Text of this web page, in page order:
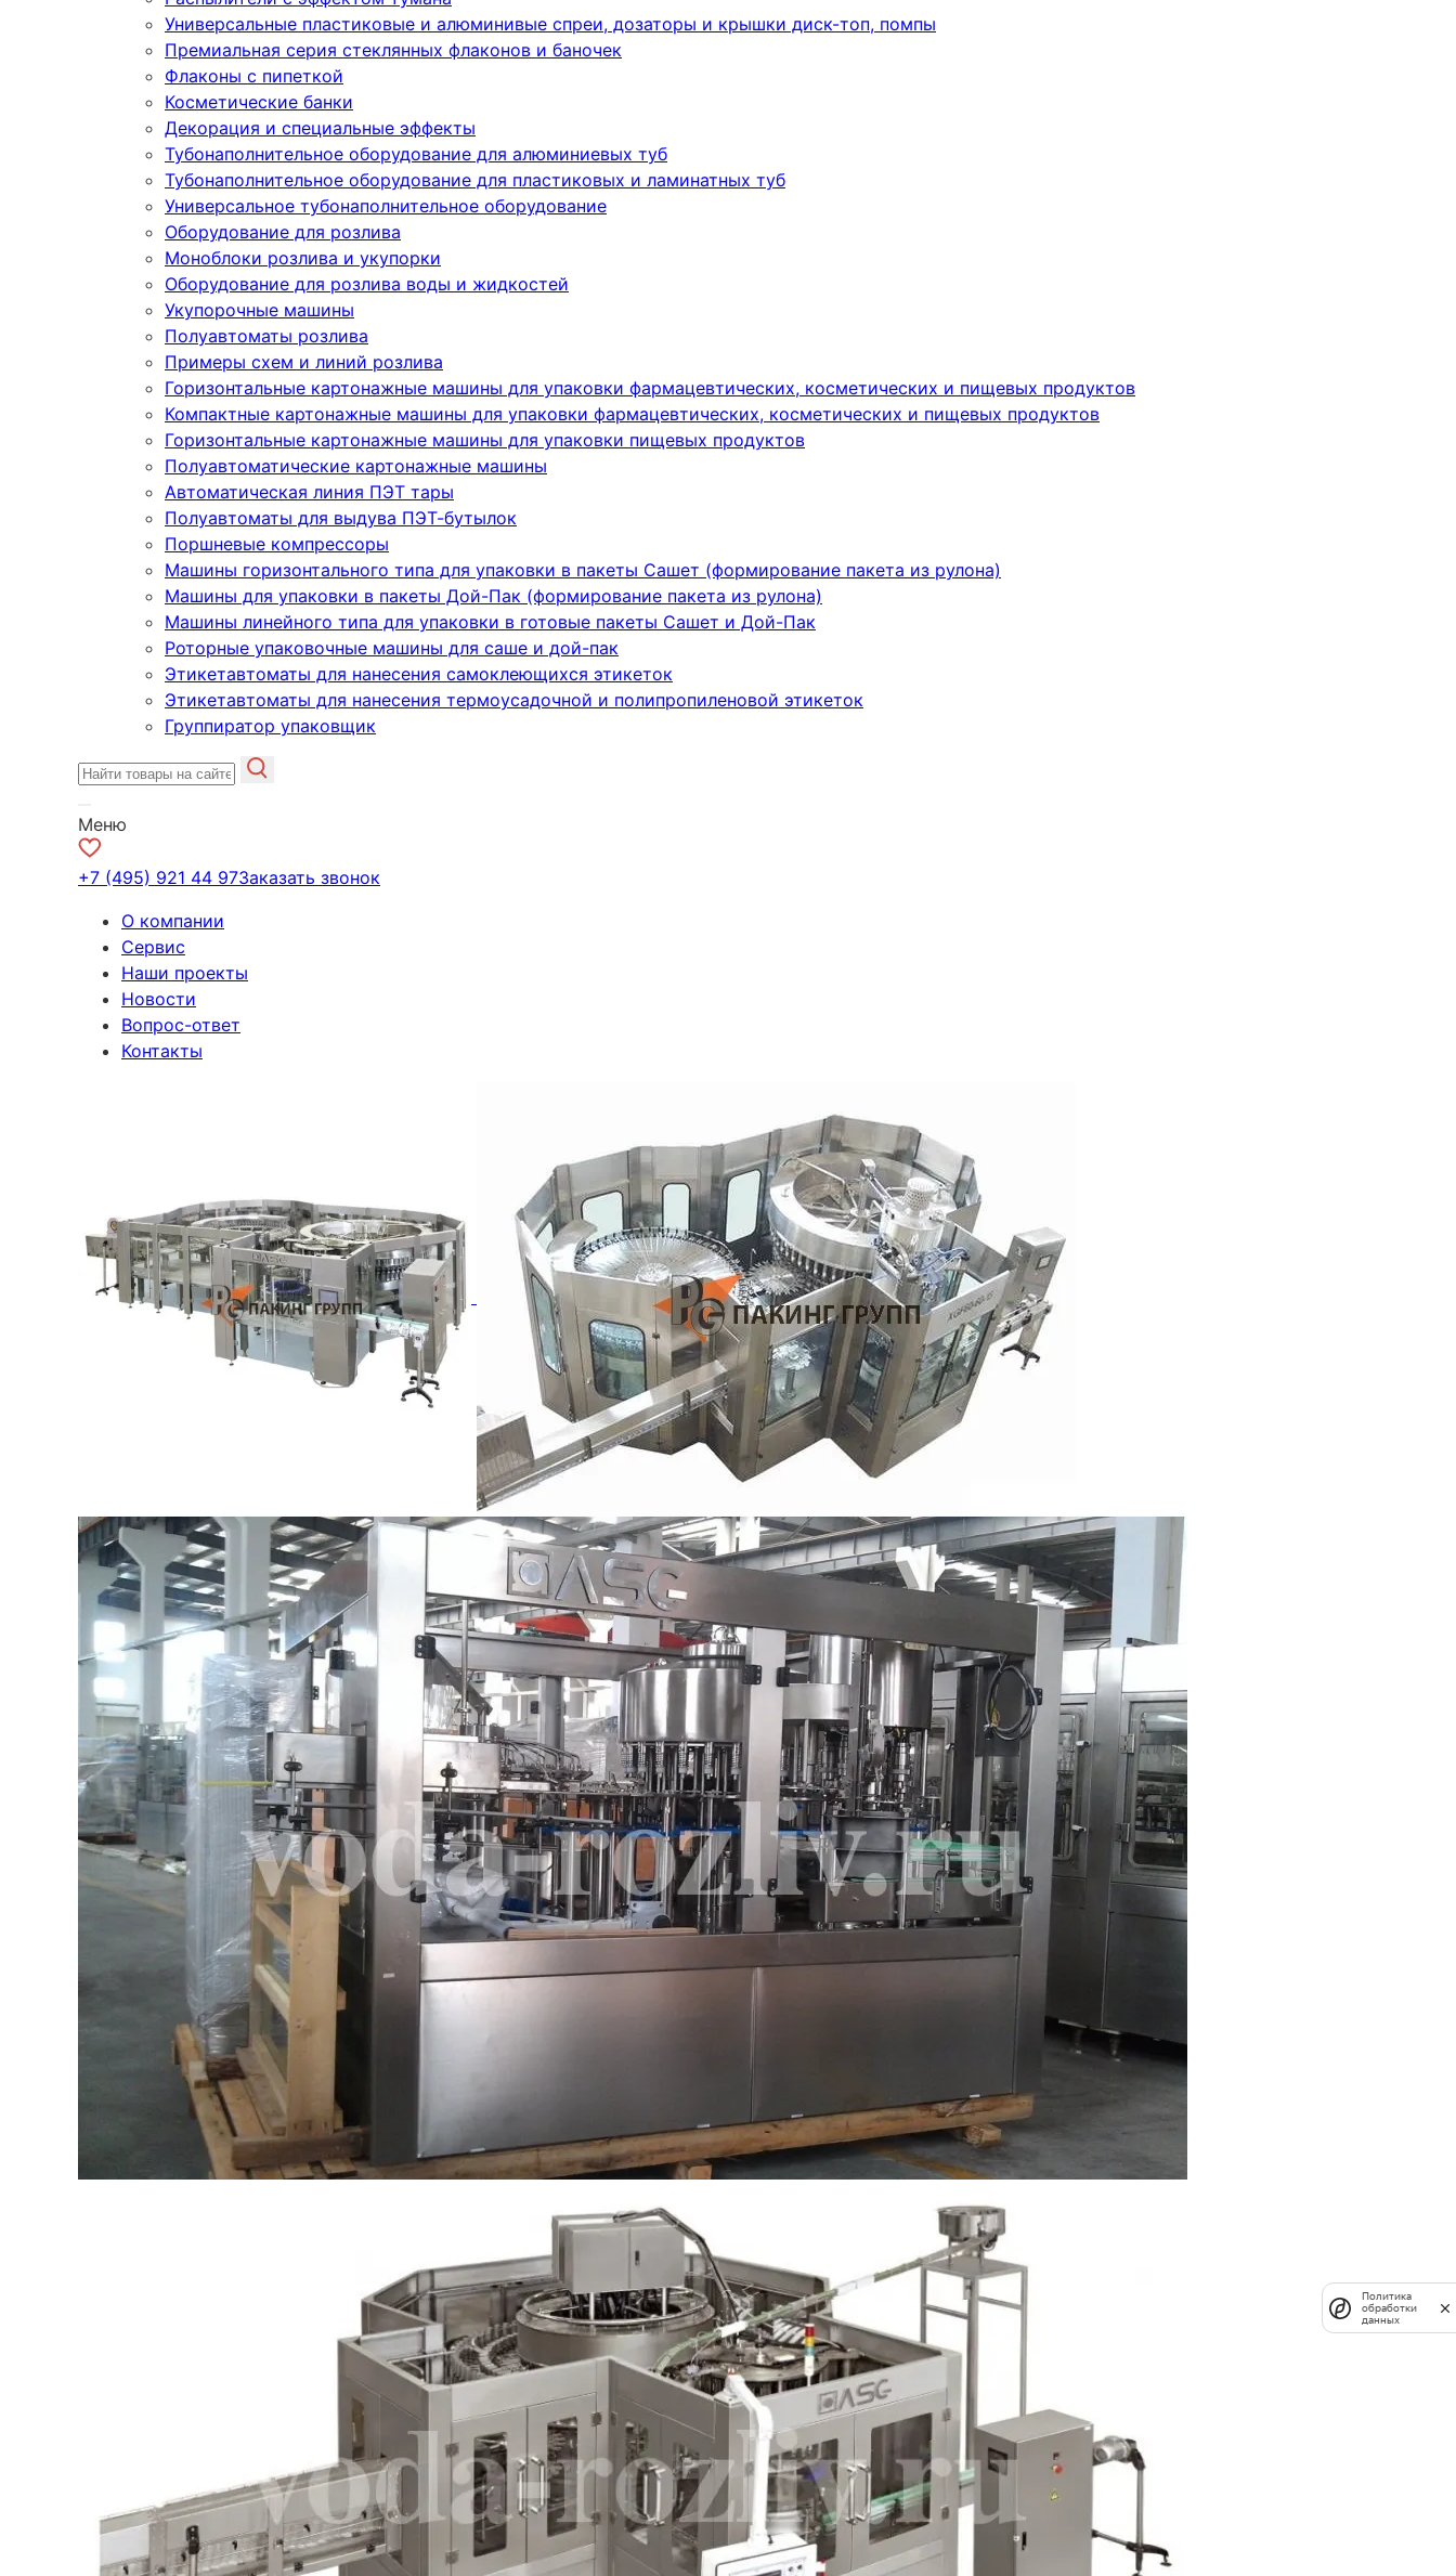
Универсальные пластиковые и алюминивые спреи, дозаторы и крышки диск-топ, помпы
Премиальная серия стеклянных флаконов и баночек
Флаконы с пипеткой
Косметические банки
Декорация и специальные эффекты
Тубонаполнительное оборудование для алюминиевых туб
Тубонаполнительное оборудование для пластиковых и ламинатных туб
Универсальное тубонаполнительное оборудование
Оборудование для розлива
Моноблоки розлива и укупорки
Оборудование для розлива воды и жидкостей
Укупорочные машины
Полуавтоматы розлива
Примеры схем и линий розлива
Горизонтальные картонажные машины для упаковки фармацевтических, косметических и пищевых продуктов
Компактные картонажные машины для упаковки фармацевтических, косметических и пищевых продуктов
Горизонтальные картонажные машины для упаковки пищевых продуктов
Полуавтоматические картонажные машины
Автоматическая линия ПЭТ тары
Полуавтоматы для выдува ПЭТ-бутылок
Поршневые компрессоры
Машины горизонтального типа для упаковки в пакеты Сашет (формирование пакета из рулона)
Машины для упаковки в пакеты Дой-Пак (формирование пакета из рулона)
Машины линейного типа для упаковки в готовые пакеты Сашет и Дой-Пак
Роторные упаковочные машины для саше и дой-пак
Этикетавтоматы для нанесения самоклеющихся этикеток
Этикетавтоматы для нанесения термоусадочной и полипропиленовой этикеток
Группиратор упаковщик
Меню
+7 (495) 921 44 97Заказать звонок
О компании
Сервис
Наши проекты
Новости
Вопрос-ответ
Контакты
Политика
обработки
данных